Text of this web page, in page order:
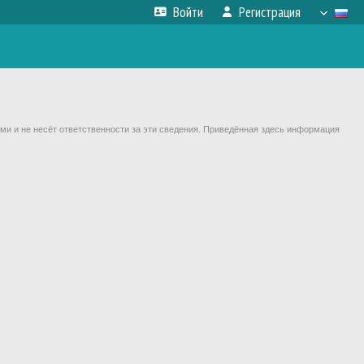
Войти Регистрация
и не несёт ответственности за эти сведения. Приведённая здесь информация